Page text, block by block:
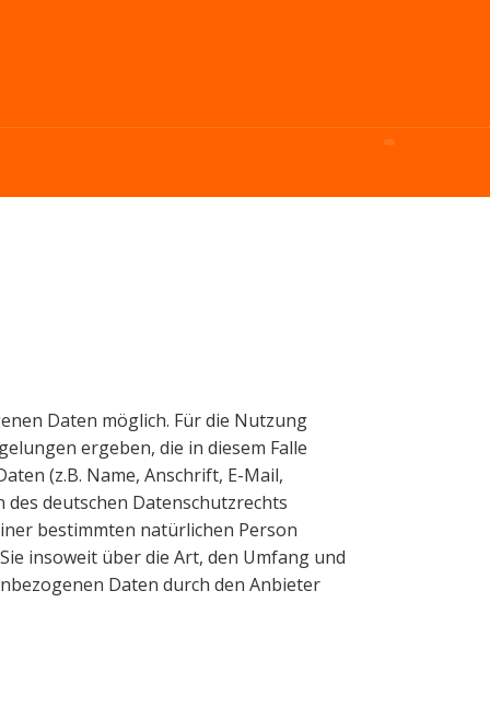
Daten möglich. Für die Nutzung
ergeben, die in diesem Falle
(z.B. Name, Anschrift, E-Mail,
deutschen Datenschutzrechts
bestimmten natürlichen Person
insoweit über die Art, den Umfang und
Daten durch den Anbieter